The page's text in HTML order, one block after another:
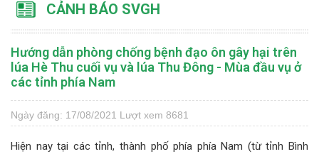
CẢNH BÁO SVGH
Hướng dẫn phòng chống bệnh đạo ôn gây hại trên
lúa Hè Thu cuối vụ và lúa Thu Đông - Mùa đầu vụ ở
các tỉnh phía Nam
Ngày đăng: 17/08/2021 Lượt xem 8681
Hiện nay tại các tỉnh, thành phố phía phía Nam (từ tỉnh Bình